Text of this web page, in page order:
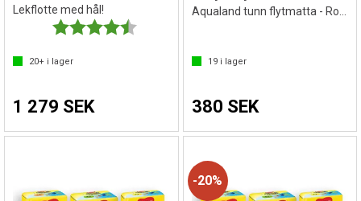
Lekflotte med hål!
Betyg:
4.8 utav 5 stjärnor
20+ i lager
1 279 SEK
19i lager
380 SEK
20%